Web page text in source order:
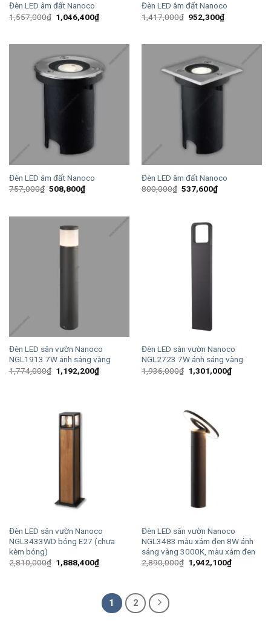
Đèn LED âm đất Nanoco
1,557,000₫ Giá
gốc
1,046,400₫Giá
hiện
Đèn LED âm đất Nanoco
1,417,000₫ Giá
952,300₫Giá
hiện
Đèn LED âm đất Nanoco
757,000₫ Giá
508,800₫Giá
hiện
508,800₫.
Đèn LED âm đất Nanoco
800,000₫ Giá
537,600₫Giá
hiện
Đèn LED sân vườn Nanoco
NGL1913 7W ánh sáng vàng
1,774,000₫ Giá
gốc
1,192,200₫Giá
hiện
Đèn LED sân vườn Nanoco
NGL2723 7W ánh sáng vàng
1,936,000₫ Giá
gốc
1,301,000₫Giá
hiện
Đèn LED sân vườn Nanoco
NGL3433WD bóng E27 (chưa
kèm bóng)
2,810,000₫ Giá
gốc
1,888,400₫Giá
hiện
1,888,400₫.
Đèn LED sân vườn Nanoco
NGL3483 màu xám đen 8W ánh
sáng vàng 3000K, màu xám đen
2,890,000₫ Giá
gốc
1,942,100₫Giá
hiện
1 2